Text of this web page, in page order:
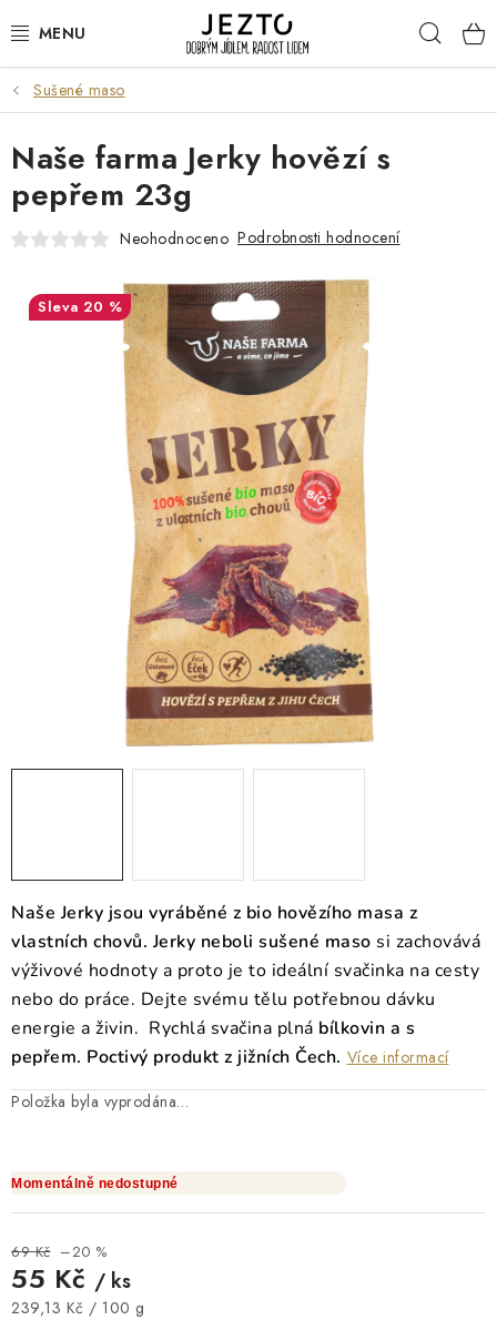
na
DÁRKOVÉ SADY
TRVANLIVÉ
DROGERIE A KOSMETIKA
SPORT A ZDRAVÍ
RELAX A REGENERACE
NÁŠ PŘÍBĚH FIREMNÍ DÁRKY
KONTAKTY
DOPRAVA A PLATBA
Sušené maso
Naše Jerky jsou vyráběné z bio hovězího masa z
vlastních chovů. Jerky neboli sušené maso si zachovává
výživové hodnoty a proto je to ideální svačinka na cesty
nebo do práce. Dejte svému tělu potřebnou dávku
energie a živin. Rychlá svačina plná bílkovin a s
pepřem. Poctivý produkt z jižních Čech. Více informací
Položka byla vyprodána…
Momentálně nedostupné
69 Kč –20 %
55 Kč / ks
Měrná cena:
239,13 Kč / 100 g
Naše farma Jerky hovězí s
pepřem 23g
Neohodnoceno Podrobnosti hodnocení
20 %